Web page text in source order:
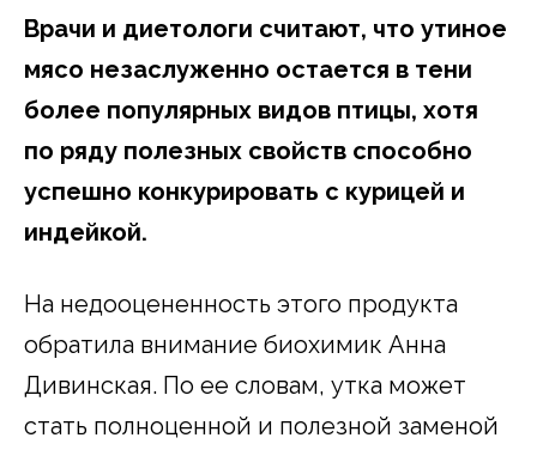
Врачи и диетологи считают, что утиное
мясо незаслуженно остается в тени
более популярных видов птицы, хотя
по ряду полезных свойств способно
успешно конкурировать с курицей и
индейкой.
На недооцененность этого продукта
обратила внимание биохимик Анна
Дивинская. По ее словам, утка может
стать полноценной и полезной заменой